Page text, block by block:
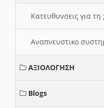
Κατευθυνσεις για
Αναπνευστικο
ΑΞΙΟΛΟΓΗΣΗ
Blogs